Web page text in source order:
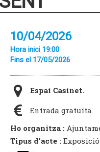
10/04/2026
Hora inici 19:00
Fins el 17/05/2026
Espai Casinet.
Entrada gratuïta.
Ho organitza :
Tipus d'acte : Exposició